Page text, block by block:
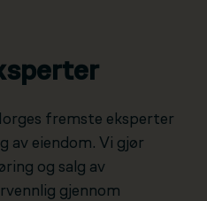
fremste eksperter
av eiendom. Vi gjør
og salg av
gjennom